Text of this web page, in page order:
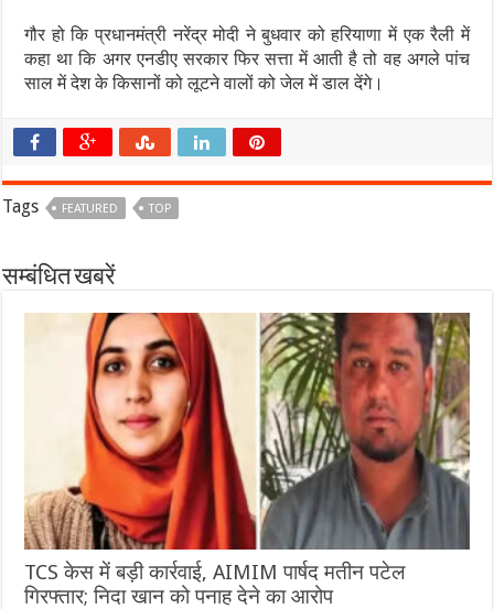
गौर हो कि प्रधानमंत्री नरेंद्र मोदी ने बुधवार को हरियाणा में एक रैली में
कहा था कि अगर एनडीए सरकार फिर सत्ता में आती है तो वह अगले पांच
साल में देश के किसानों को लूटने वालों को जेल में डाल देंगे।
Tags FEATURED TOP
सम्बंधित खबरें
TCS केस में बड़ी कार्रवाई, AIMIM पार्षद मतीन पटेल
गिरफ्तार; निदा खान को पनाह देने का आरोप